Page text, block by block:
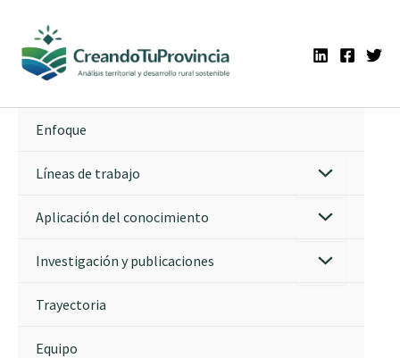
contenido
Enfoque
Líneas de trabajo
Aplicación del conocimiento
Investigación y publicaciones
Trayectoria
Equipo